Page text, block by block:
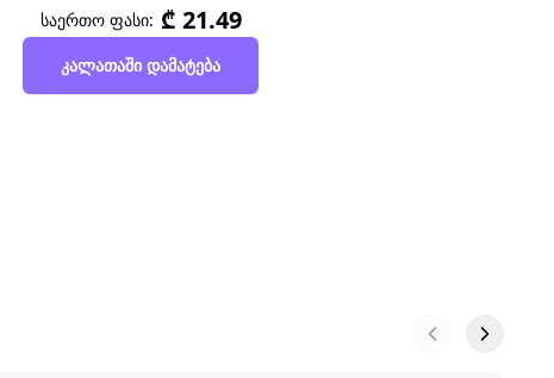
საერთო ფასი: ₾ 21.49
კალათაში დამატება